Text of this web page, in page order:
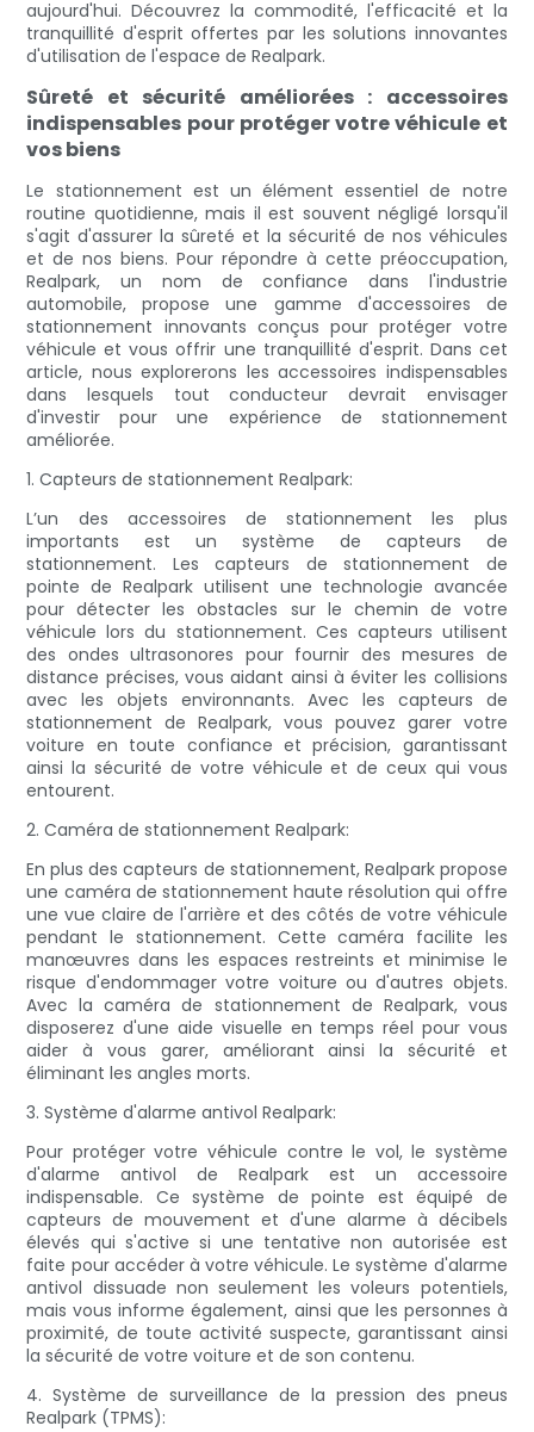
aujourd'hui. Découvrez la commodité, l'efficacité et la
tranquillité d'esprit offertes par les solutions innovantes
d'utilisation de l'espace de Realpark.
Sûreté et sécurité améliorées : accessoires
indispensables pour protéger votre véhicule et
vos biens
Le stationnement est un élément essentiel de notre
routine quotidienne, mais il est souvent négligé lorsqu'il
s'agit d'assurer la sûreté et la sécurité de nos véhicules
et de nos biens. Pour répondre à cette préoccupation,
Realpark, un nom de confiance dans l'industrie
automobile, propose une gamme d'accessoires de
stationnement innovants conçus pour protéger votre
véhicule et vous offrir une tranquillité d'esprit. Dans cet
article, nous explorerons les accessoires indispensables
dans lesquels tout conducteur devrait envisager
d'investir pour une expérience de stationnement
améliorée.
1. Capteurs de stationnement Realpark:
L’un des accessoires de stationnement les plus
importants est un système de capteurs de
stationnement. Les capteurs de stationnement de
pointe de Realpark utilisent une technologie avancée
pour détecter les obstacles sur le chemin de votre
véhicule lors du stationnement. Ces capteurs utilisent
des ondes ultrasonores pour fournir des mesures de
distance précises, vous aidant ainsi à éviter les collisions
avec les objets environnants. Avec les capteurs de
stationnement de Realpark, vous pouvez garer votre
voiture en toute confiance et précision, garantissant
ainsi la sécurité de votre véhicule et de ceux qui vous
entourent.
2. Caméra de stationnement Realpark:
En plus des capteurs de stationnement, Realpark propose
une caméra de stationnement haute résolution qui offre
une vue claire de l'arrière et des côtés de votre véhicule
pendant le stationnement. Cette caméra facilite les
manœuvres dans les espaces restreints et minimise le
risque d'endommager votre voiture ou d'autres objets.
Avec la caméra de stationnement de Realpark, vous
disposerez d'une aide visuelle en temps réel pour vous
aider à vous garer, améliorant ainsi la sécurité et
éliminant les angles morts.
3. Système d'alarme antivol Realpark:
Pour protéger votre véhicule contre le vol, le système
d'alarme antivol de Realpark est un accessoire
indispensable. Ce système de pointe est équipé de
capteurs de mouvement et d'une alarme à décibels
élevés qui s'active si une tentative non autorisée est
faite pour accéder à votre véhicule. Le système d'alarme
antivol dissuade non seulement les voleurs potentiels,
mais vous informe également, ainsi que les personnes à
proximité, de toute activité suspecte, garantissant ainsi
la sécurité de votre voiture et de son contenu.
4. Système de surveillance de la pression des pneus
Realpark (TPMS):